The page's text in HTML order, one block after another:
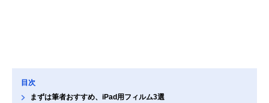
目次
まずは筆者おすすめ、iPad用フィルム3選